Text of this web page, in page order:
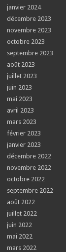
janvier 2024
décembre 2023
novembre 2023
octobre 2023
septembre 2023
août 2023
juillet 2023
juin 2023
mai 2023
avril 2023
mars 2023
février 2023
janvier 2023
décembre 2022
novembre 2022
octobre 2022
septembre 2022
août 2022
juillet 2022
juin 2022
mai 2022
mars 2022